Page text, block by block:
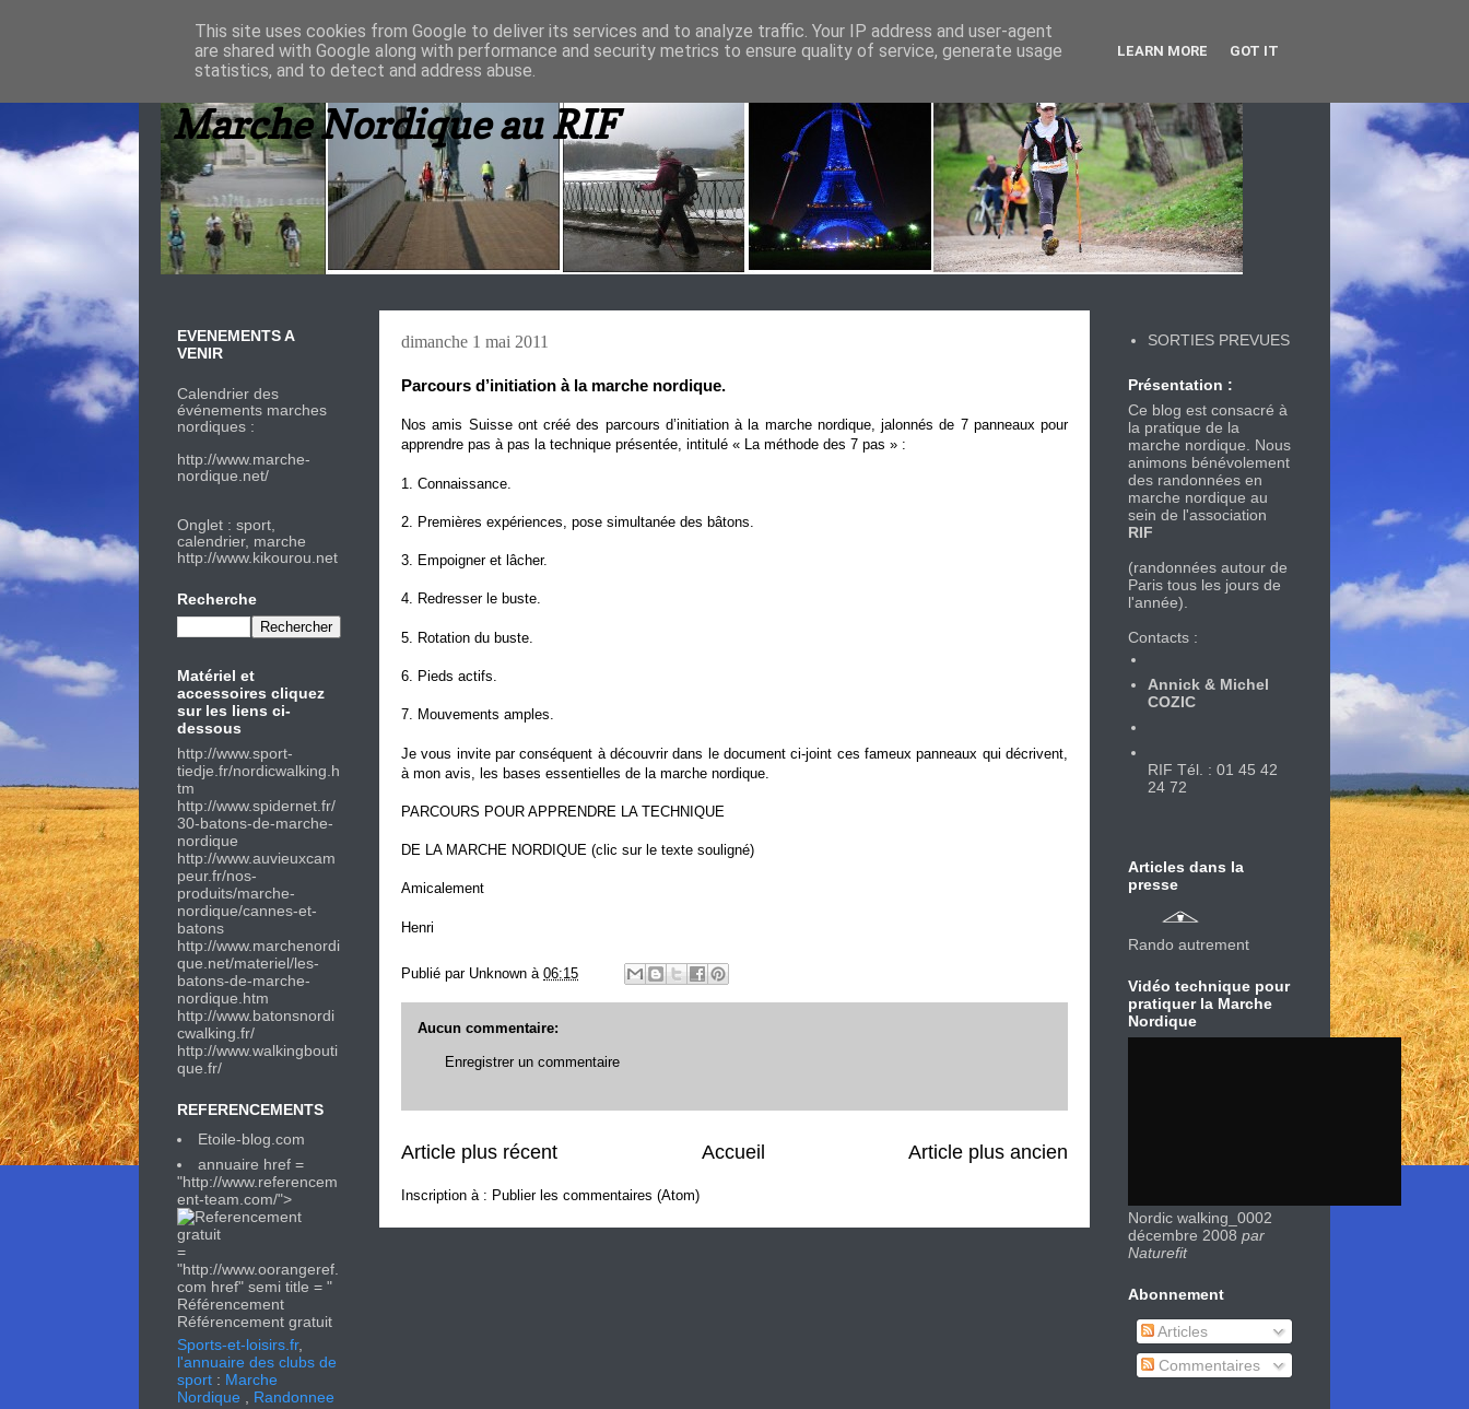
Marche Nordique au RIF
dimanche 1 mai 2011
Parcours d’initiation à la marche nordique.
Nos amis Suisse ont créé des parcours d’initiation à la marche nordique, jalonnés de 7 panneaux pour
apprendre pas à pas la technique présentée, intitulé « La méthode des 7 pas » :
1. Connaissance.
2. Premières expériences, pose simultanée des bâtons.
3. Empoigner et lâcher.
4. Redresser le buste.
5. Rotation du buste.
6. Pieds actifs.
7. Mouvements amples.
Je vous invite par conséquent à découvrir dans le document ci-joint ces fameux panneaux qui décrivent,
à mon avis, les bases essentielles de la marche nordique.
PARCOURS POUR APPRENDRE LA TECHNIQUE
DE LA MARCHE NORDIQUE (clic sur le texte souligné)
Amicalement
Henri
Publié par Unknown à 06:15
Aucun commentaire:
Enregistrer un commentaire
Article plus récent Article plus ancien
Accueil
Inscription à : Publier les commentaires (Atom)
EVENEMENTS A
VENIR
Calendrier des
événements marches
nordiques :
http://www.marche-
nordique.net/
Onglet : sport,
calendrier, marche
http://www.kikourou.net
Recherche
Matériel et
accessoires cliquez
sur les liens ci-
dessous
http://www.sport-
tiedje.fr/nordicwalking.h
tm
http://www.spidernet.fr/
30-batons-de-marche-
nordique
http://www.auvieuxcam
peur.fr/nos-
produits/marche-
nordique/cannes-et-
batons
http://www.marchenordi
que.net/materiel/les-
batons-de-marche-
nordique.htm
http://www.batonsnordi
cwalking.fr/
http://www.walkingbouti
que.fr/
REFERENCEMENTS
Etoile-blog.com
annuaire href =
"http://www.referencem
ent-team.com/">
=
"http://www.oorangeref.
com href" semi title = "
Référencement
Référencement gratuit
Sports-et-loisirs.fr,
l'annuaire des clubs de
sport : Marche
Nordique
Randonnee
SORTIES PREVUES
Présentation :
Ce blog est consacré à
la pratique de la
marche nordique. Nous
animons bénévolement
des randonnées en
marche nordique au
sein de l'association
RIF
(randonnées autour de
Paris tous les jours de
l'année).
Contacts :
Annick & Michel
COZIC
RIF Tél. : 01 45 42
24 72
Articles dans la
presse
Rando autrement
Vidéo technique pour
pratiquer la Marche
Nordique
Nordic walking_0002
décembre 2008 par
Naturefit
Abonnement
Articles
Commentaires
This site uses cookies from Google to deliver its services and to analyze traffic. Your IP address and user-agent
are shared with Google along with performance and security metrics to ensure quality of service, generate usage
statistics, and to detect and address abuse.
LEARN MORE GOT IT